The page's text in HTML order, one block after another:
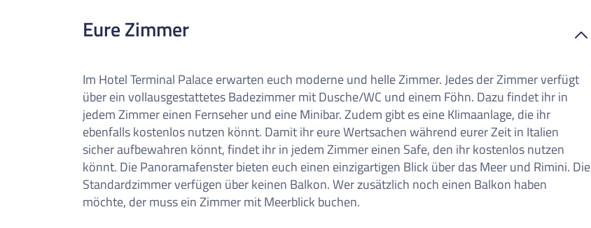
Eure Zimmer
Im Hotel Terminal Palace erwarten euch moderne und helle Zimmer.Jedes der Zimmer verfügt
über ein vollausgestattetes Badezimmer mit Dusche/WC und einem Föhn. Dazu findet ihr in
jedem Zimmer einen Fernseher und eine Minibar. Zudem gibt es eine Klimaanlage, die ihr
ebenfalls kostenlos nutzen könnt. Damit ihr eure Wertsachen während eurer Zeit in Italien
sicher aufbewahren könnt, findet ihr in jedem Zimmer einen Safe, den ihr kostenlos nutzen
könnt. Die Panoramafenster bieten euch einen einzigartigen Blick über das Meer und Rimini. Die
Standardzimmer verfügen über keinen Balkon. Wer zusätzlich noch einen Balkon haben
möchte, der muss ein Zimmer mit Meerblick buchen.